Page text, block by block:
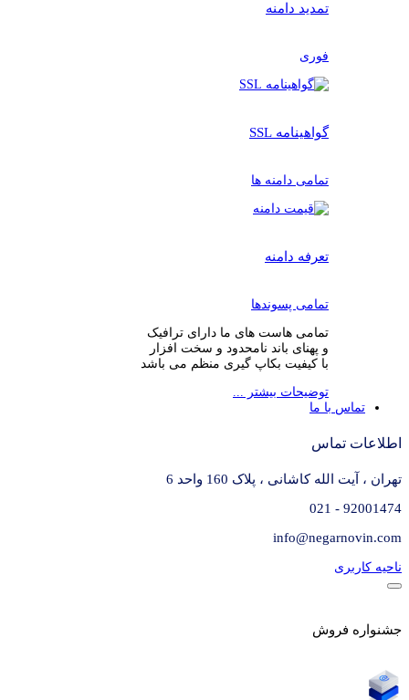
تمدید دامنه
فوری
گواهینامه SSL
تمامی دامنه ها
تعرفه دامنه
تمامی پسوندها
تمامی هاست های ما دارای ترافیک
و پهنای باند نامحدود و سخت افزار
با کیفیت بکاپ گیری منظم می باشد
توضیحات بیشتر ...
تماس با ما
اطلاعات تماس
تهران ، آیت الله کاشانی ، پلاک 160 واحد 6
92001474 - 021
info@negarnovin.com
ناحیه کاربری
جشنواره فروش